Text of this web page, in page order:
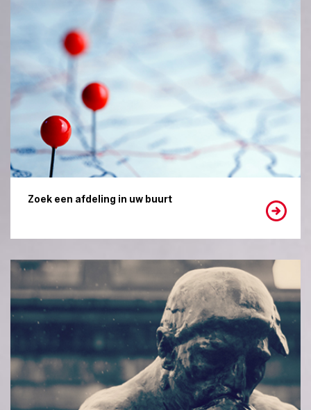
Zoek een afdeling in uw buurt